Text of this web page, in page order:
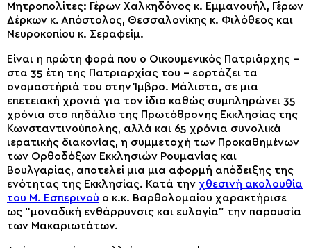
Μητροπολίτες: Γέρων Χαλκηδόνος κ. Εμμανουήλ, Γέρων
Δέρκων κ. Απόστολος, Θεσσαλονίκης κ. Φιλόθεος και
Νευροκοπίου κ. Σεραφείμ.
Είναι η πρώτη φορά που ο Οικουμενικός Πατριάρχης –
στα 35 έτη της Πατριαρχίας του – εορτάζει τα
ονομαστήριά του στην Ίμβρο. Μάλιστα, σε μια
επετειακή χρονιά για τον ίδιο καθώς συμπληρώνει 35
χρόνια στο πηδάλιο της Πρωτόθρονης Εκκλησίας της
Κωνσταντινούπολης, αλλά και 65 χρόνια συνολικά
ιερατικής διακονίας, η συμμετοχή των Προκαθημένων
των Ορθοδόξων Εκκλησιών Ρουμανίας και
Βουλγαρίας, αποτελεί μια μια αφορμή απόδειξης της
ενότητας της Εκκλησίας. Κατά την χθεσινή ακολουθία
του Μ. Εσπερινού ο κ.κ. Βαρθολομαίου χαρακτήρισε
ως “μοναδική ενθάρρυνσις και ευλογία” την παρουσία
των Μακαριωτάτων.